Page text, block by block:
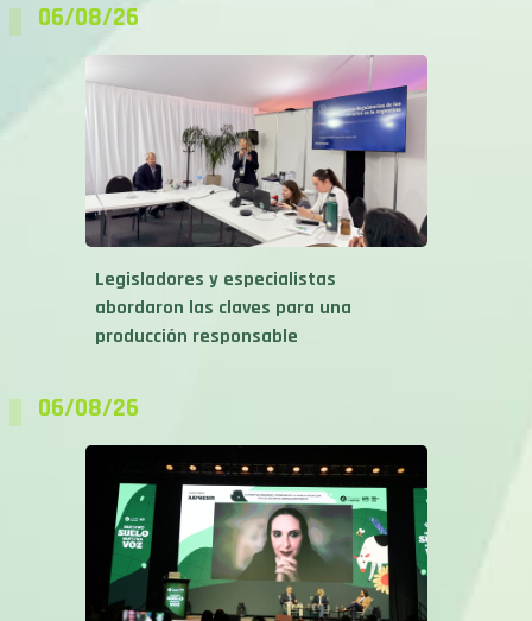
06/08/26
Legisladores y especialistas
abordaron las claves para una
producción responsable
06/08/26